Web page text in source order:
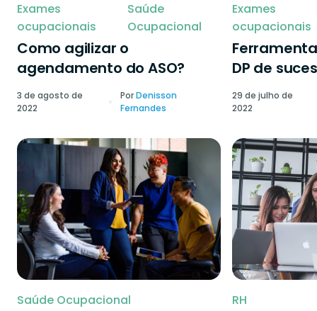
Exames
ocupacionais
Saúde
Ocupacional
Como agilizar o
agendamento do ASO?
3 de agosto de
2022
PorDenisson
Fernandes
Exames
ocupacionais
DP de
29 de julho de
2022
Saúde Ocupacional RH